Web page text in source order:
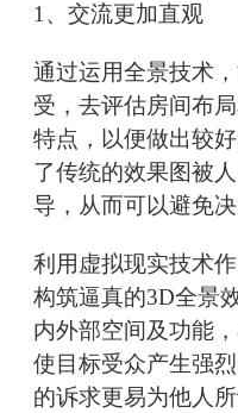
1、交流更加直观
通过运用全景技术
受，去评估房间布
特点，以便做出较
了传统的效果图被
导，从而可以避免决
利用虚拟现实技术
构筑逼真的3D全景
内外部空间及功能
使目标受众产生强
的诉求更易为他人所